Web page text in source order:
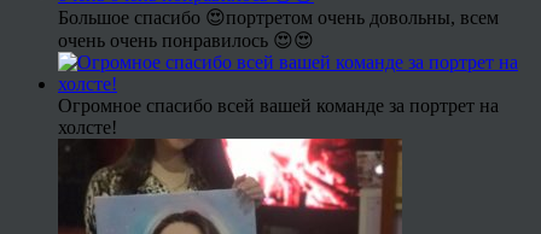
Большое спасибо 😍портретом очень довольны, всем
очень очень понравилось 😍😍
Огромное спасибо всей вашей команде за портрет на
холсте!